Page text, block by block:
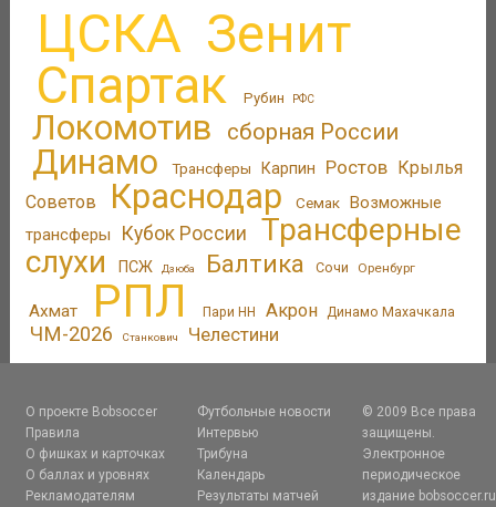
ЦСКА Зенит
Спартак Рубин РФС
Локомотив сборная России
Динамо Трансферы Карпин Ростов Крылья
Советов
Краснодар Семак Возможные
трансферы
Кубок России
Трансферные
слухи
ПСЖ Дзюба Балтика Сочи Оренбург
Ахмат РПЛ Пари НН Акрон Динамо Махачкала
ЧМ-2026 Станкович Челестини
О проекте Bobsoccer
Правила
О фишках и карточках
О баллах и уровнях
Рекламодателям
Футбольные новости
Интервью
Трибуна
Календарь
Результаты матчей
© 2009 Все права
защищены.
Электронное
периодическое
издание bobsoccer.ru